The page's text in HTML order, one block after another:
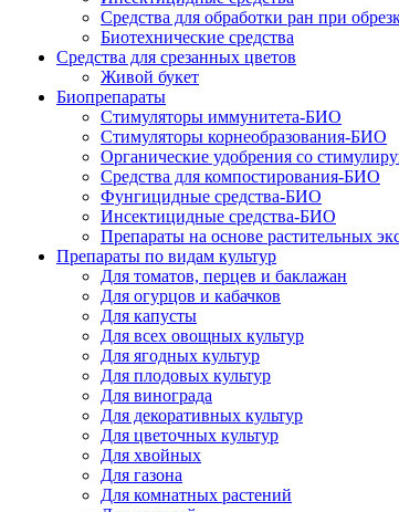
Средства для обработки ран при
Биотехнические средства
Средства для срезанных цветов
Живой букет
Биопрепараты
Стимуляторы иммунитета-БИО
Стимуляторы корнеобразования-БИО
Органические удобрения со
Средства для компостирования-БИО
Фунгицидные средства-БИО
Инсектицидные средства-БИО
Препараты на основе растительных
Препараты по видам культур
Для томатов, перцев и баклажан
Для огурцов и кабачков
Для капусты
Для всех овощных культур
Для ягодных культур
Для плодовых культур
Для винограда
Для декоративных культур
Для цветочных культур
Для хвойных
Для газона
Для комнатных растений